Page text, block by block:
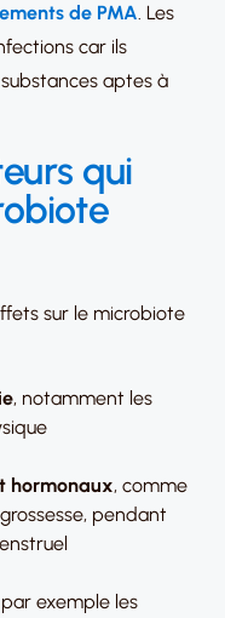
de PMA. Les
car ils
aptes à
qui
sur le microbiote
, notamment les
hormonaux, comme
pendant
exemple les